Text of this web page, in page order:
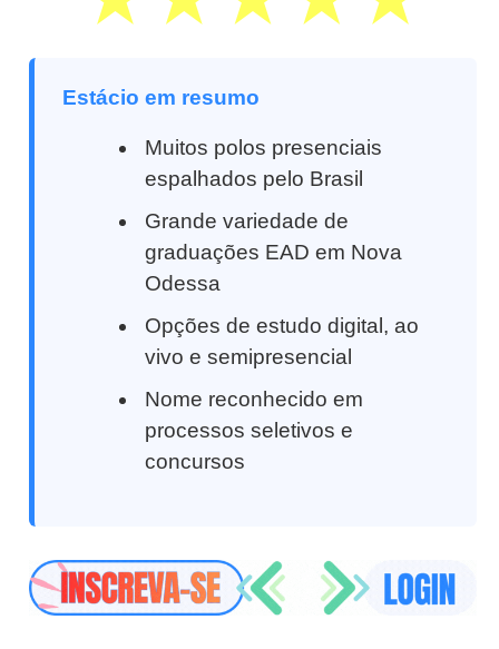
Estácio em resumo
Muitos polos presenciais
espalhados pelo Brasil
Grande variedade de
graduações EAD em Nova
Odessa
Opções de estudo digital, ao
vivo e semipresencial
Nome reconhecido em
processos seletivos e
concursos